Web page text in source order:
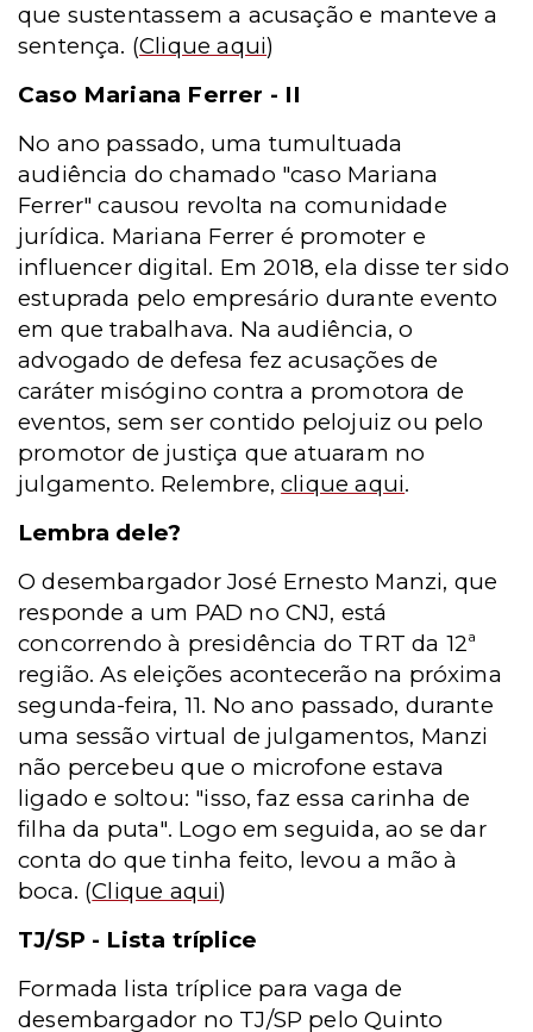
que sustentassem a acusação e manteve a
sentença. (Clique aqui)
Caso Mariana Ferrer - II
No ano passado, uma tumultuada
audiência do chamado "caso Mariana
Ferrer" causou revolta na comunidade
jurídica. Mariana Ferrer é promoter e
influencer digital. Em 2018, ela disse ter sido
estuprada pelo empresário durante evento
em que trabalhava. Na audiência, o
advogado de defesa fez acusações de
caráter misógino contra a promotora de
eventos, sem ser contido pelojuiz ou pelo
promotor de justiça que atuaram no
julgamento. Relembre,clique aqui.
Lembra dele?
O desembargador José Ernesto Manzi, que
responde a um PAD no CNJ, está
concorrendo à presidência do TRT da 12ª
região. As eleições acontecerão na próxima
segunda-feira, 11. No ano passado, durante
uma sessão virtual de julgamentos, Manzi
não percebeu que o microfone estava
ligado e soltou: "isso, faz essa carinha de
filha da puta". Logo em seguida, ao se dar
conta do que tinha feito, levou a mão à
boca. (Clique aqui)
TJ/SP - Lista tríplice
Formada lista tríplice para vaga de
desembargador no TJ/SP pelo Quinto